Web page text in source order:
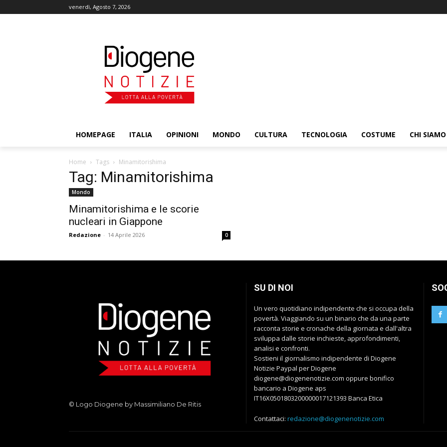
venerdì, Agosto 7, 2026
HOMEPAGE ITALIA OPINIONI MONDO CULTURA TECNOLOGIA COSTUME CHI SIAMO
Home Tags Minamitorishima
Tag: Minamitorishima
Mondo
Minamitorishima e le scorie
nucleari in Giappone
Redazione - 14 Aprile 2026 0
© Logo Diogene by Massimiliano De Ritis
SU DI NOI
Un vero quotidiano indipendente che si occupa della
povertà. Viaggiando su un binario che da una parte
racconta storie e cronache della giornata e dall'altra
sviluppa dalle storie inchieste, approfondimenti,
analisi e confronti.
Sostieni il giornalismo indipendente di Diogene
Notizie Paypal per Diogene
diogene@diogenenotizie.com oppure bonifico
bancario a Diogene aps
IT16X0501803200000017121393 Banca Etica
Contattaci: redazione@diogenenotizie.com